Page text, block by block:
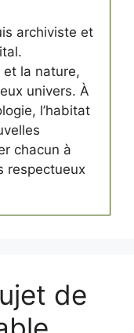
archiviste et
et la nature,
univers. À
l’habitat
chacun à
respectueux
de